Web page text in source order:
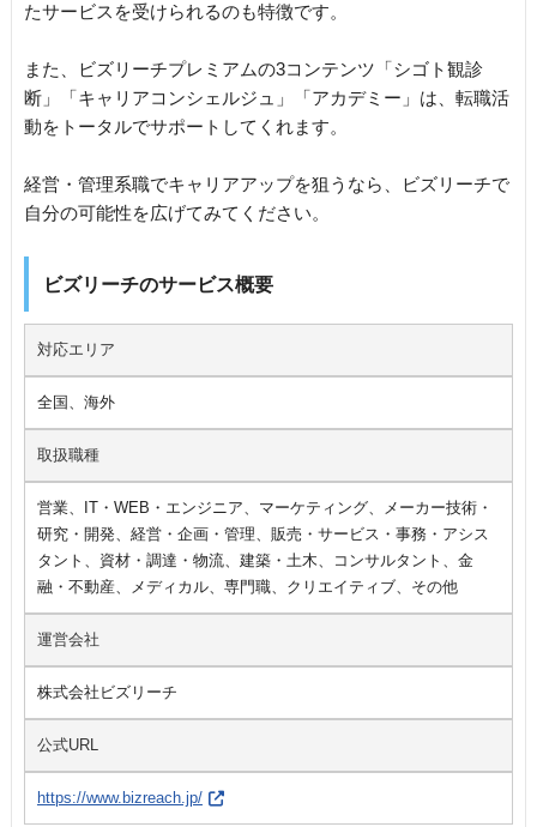
たサービスを受けられるのも特徴です。
また、ビズリーチプレミアムの3コンテンツ「シゴト観診
断」「キャリアコンシェルジュ」「アカデミー」は、転職活
動をトータルでサポートしてくれます。
経営・管理系職でキャリアアップを狙うなら、ビズリーチで
自分の可能性を広げてみてください。
ビズリーチのサービス概要
対応エリア
全国、海外
取扱職種
営業、IT・WEB・エンジニア、マーケティング、メーカー技術・
研究・開発、経営・企画・管理、販売・サービス・事務・アシス
タント、資材・調達・物流、建築・土木、コンサルタント、金
融・不動産、メディカル、専門職、クリエイティブ、その他
運営会社
株式会社ビズリーチ
公式URL
https://www.bizreach.jp/